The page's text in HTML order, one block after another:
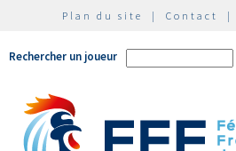
Plan du site | Contact |
Rechercher un joueur